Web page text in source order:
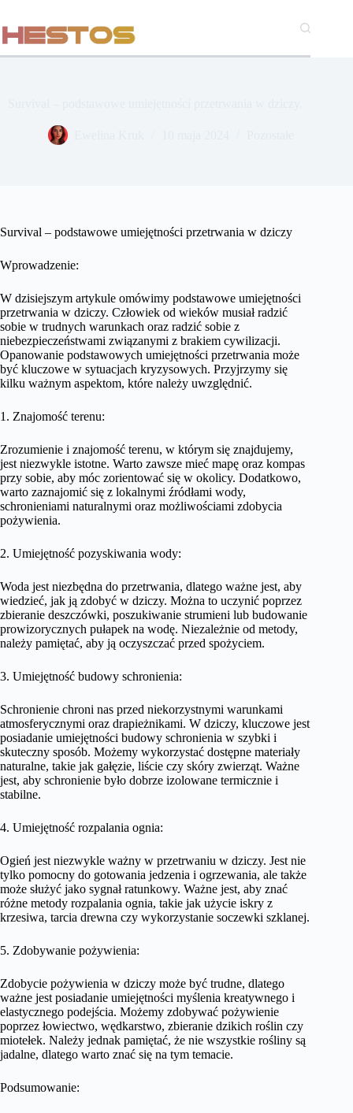
treści
Survival – podstawowe umiejętności przetrwania w dziczy
Wprowadzenie:
W dzisiejszym artykule omówimy podstawowe umiejętności
przetrwania w dziczy. Człowiek od wieków musiał radzić
sobie w trudnych warunkach oraz radzić sobie z
niebezpieczeństwami związanymi z brakiem cywilizacji.
Opanowanie podstawowych umiejętności przetrwania może
być kluczowe w sytuacjach kryzysowych. Przyjrzymy się
kilku ważnym aspektom, które należy uwzględnić.
1. Znajomość terenu:
Zrozumienie i znajomość terenu, w którym się znajdujemy,
jest niezwykle istotne. Warto zawsze mieć mapę oraz kompas
przy sobie, aby móc zorientować się w okolicy. Dodatkowo,
warto zaznajomić się z lokalnymi źródłami wody,
schronieniami naturalnymi oraz możliwościami zdobycia
pożywienia.
2. Umiejętność pozyskiwania wody:
Woda jest niezbędna do przetrwania, dlatego ważne jest, aby
wiedzieć, jak ją zdobyć w dziczy. Można to uczynić poprzez
zbieranie deszczówki, poszukiwanie strumieni lub budowanie
prowizorycznych pułapek na wodę. Niezależnie od metody,
należy pamiętać, aby ją oczyszczać przed spożyciem.
3. Umiejętność budowy schronienia:
Schronienie chroni nas przed niekorzystnymi warunkami
atmosferycznymi oraz drapieżnikami. W dziczy, kluczowe jest
posiadanie umiejętności budowy schronienia w szybki i
skuteczny sposób. Możemy wykorzystać dostępne materiały
naturalne, takie jak gałęzie, liście czy skóry zwierząt. Ważne
jest, aby schronienie było dobrze izolowane termicznie i
stabilne.
4. Umiejętność rozpalania ognia:
Ogień jest niezwykle ważny w przetrwaniu w dziczy. Jest nie
tylko pomocny do gotowania jedzenia i ogrzewania, ale także
może służyć jako sygnał ratunkowy. Ważne jest, aby znać
różne metody rozpalania ognia, takie jak użycie iskry z
krzesiwa, tarcia drewna czy wykorzystanie soczewki szklanej.
5. Zdobywanie pożywienia:
Zdobycie pożywienia w dziczy może być trudne, dlatego
ważne jest posiadanie umiejętności myślenia kreatywnego i
elastycznego podejścia. Możemy zdobywać pożywienie
poprzez łowiectwo, wędkarstwo, zbieranie dzikich roślin czy
miotełek. Należy jednak pamiętać, że nie wszystkie rośliny są
jadalne, dlatego warto znać się na tym temacie.
Podsumowanie: